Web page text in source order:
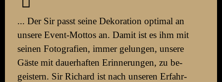
... Der Sir passt seine Dekoration optimal an
unsere Event-Mottos an. Damit ist es ihm mit
seinen Foto­grafien, immer ge­lungen, unsere
Gäste mit dauer­haften Er­inner­ungen, zu be­
geistern. Sir Richard ist nach unseren Er­fahr­